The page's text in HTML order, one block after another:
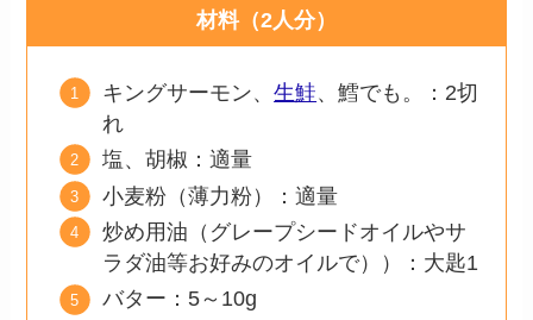
材料（2人分）
キングサーモン、生鮭、鱈でも。：2切
れ
塩、胡椒：適量
小麦粉（薄力粉）：適量
炒め用油（グレープシードオイルやサ
ラダ油等お好みのオイルで））：大匙1
バター：5～10g